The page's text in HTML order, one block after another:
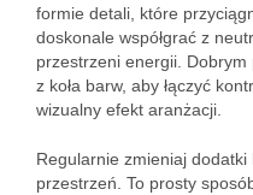
formie detali, które
doskonale współgrać z
przestrzeni energii. Dobrym
z koła barw, aby łączyć
wizualny efekt aranżacji.
Regularnie zmieniaj
przestrzeń. To prosty